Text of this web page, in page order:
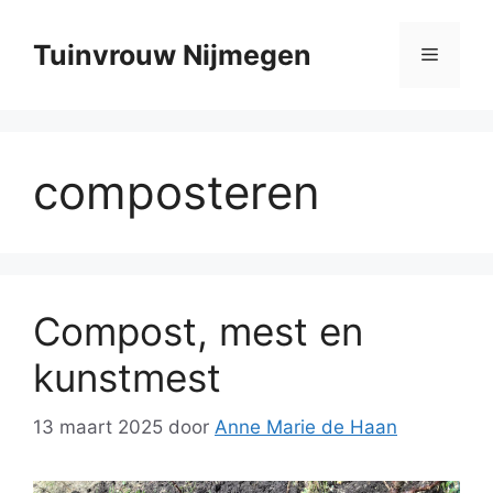
naarTuinvrouw Nijmegen Menu
composteren
Compost, mest en
kunstmest
13 maart 2025 door Anne Marie de Haan